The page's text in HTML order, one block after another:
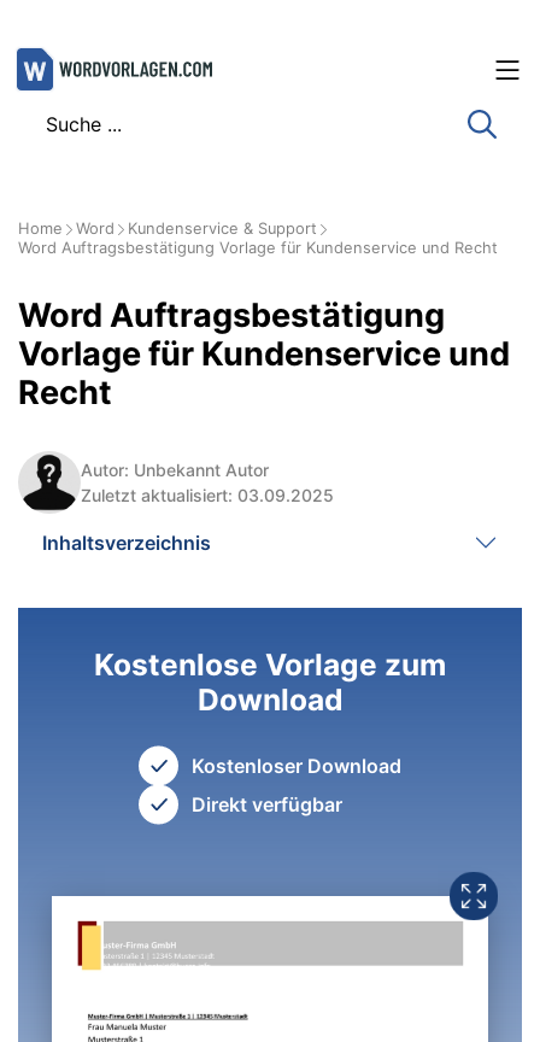
Zum
Inhalt
Home Word
Kundenservice & Support
Word Auftragsbestätigung Vorlage für Kundenservice und Recht
Word Auftragsbestätigung
Vorlage für Kundenservice und
Recht
Autor: Unbekannt Autor
Zuletzt aktualisiert: 03.09.2025
Inhaltsverzeichnis
Kostenlose Vorlage zum
Download
Kostenloser Download
Direkt verfügbar